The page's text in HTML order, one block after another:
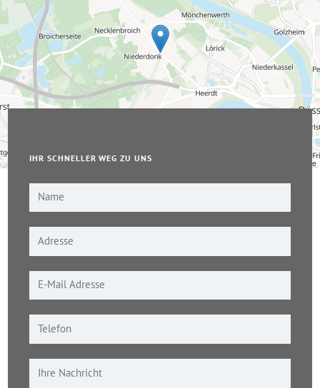
© OpenStreetMap-Mitwirkende
IHR SCHNELLER WEG ZU UNS